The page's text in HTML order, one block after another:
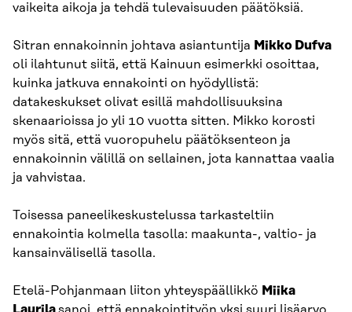
vaikeita aikoja ja tehdä tulevaisuuden päätöksiä.
Sitran ennakoinnin johtava asiantuntija Mikko Dufva
oli ilahtunut siitä, että Kainuun esimerkki osoittaa,
kuinka jatkuva ennakointi on hyödyllistä:
datakeskukset olivat esillä mahdollisuuksina
skenaarioissa jo yli 10 vuotta sitten. Mikko korosti
myös sitä, että vuoropuhelu päätöksenteon ja
ennakoinnin välillä on sellainen, jota kannattaa vaalia
ja vahvistaa.
Toisessa paneelikeskustelussa tarkasteltiin
ennakointia kolmella tasolla: maakunta-, valtio- ja
kansainvälisellä tasolla.
Etelä-Pohjanmaan liiton yhteyspäällikkö Miika